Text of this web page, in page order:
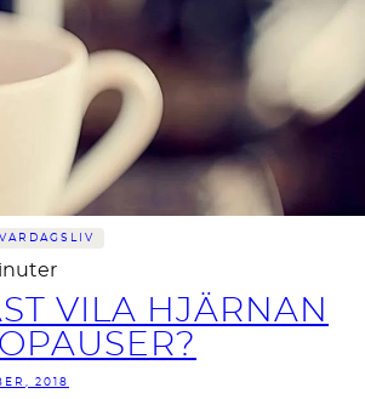
VARDAGSLIV
VILA HJÄRNAN
2018